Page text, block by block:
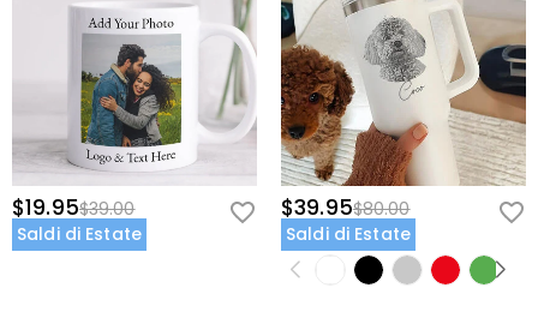
$19.95$39.00
Saldi di Estate
$39.95$80.00
Saldi di Estate